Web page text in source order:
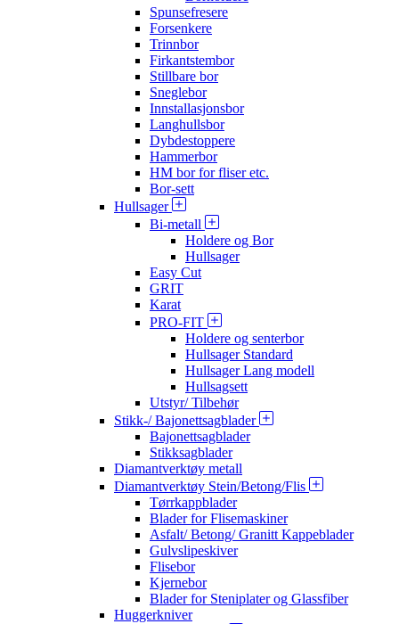
Spunsefresere
Forsenkere
Trinnbor
Firkantstembor
Stillbare bor
Sneglebor
Innstallasjonsbor
Langhullsbor
Dybdestoppere
Hammerbor
HM bor for fliser etc.
Bor-sett
Hullsager
Bi-metall
Holdere og Bor
Hullsager
Easy Cut
GRIT
Karat
PRO-FIT
Holdere og senterbor
Hullsager Standard
Hullsager Lang modell
Hullsagsett
Utstyr/ Tilbehør
Stikk-/ Bajonettsagblader
Bajonettsagblader
Stikksagblader
Diamantverktøy metall
Diamantverktøy Stein/Betong/Flis
Tørrkappblader
Blader for Flisemaskiner
Asfalt/ Betong/ Granitt Kappeblader
Gulvslipeskiver
Flisebor
Kjernebor
Blader for Steniplater og Glassfiber
Huggerkniver